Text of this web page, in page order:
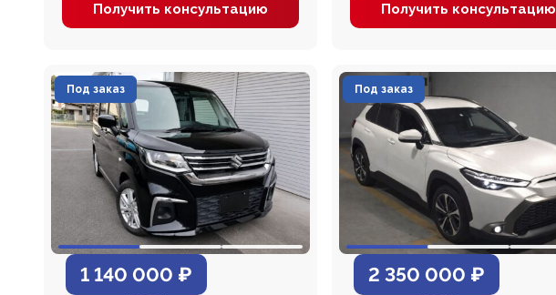
Получить консультацию Получить консультацию
Под заказ
1 140 000 ₽
Под заказ
2 350 000 ₽